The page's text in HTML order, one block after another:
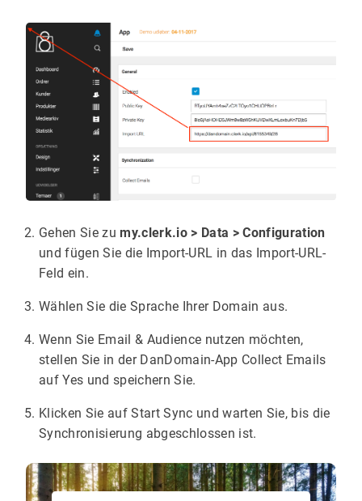
Gehen Sie zumy.clerk.io > Data > Configuration
und fügen Sie die Import-URL in das Import-URL-
Feld ein.
Wählen Sie die Sprache Ihrer Domain aus.
Wenn Sie Email & Audience nutzen möchten,
stellen Sie in der DanDomain-App Collect Emails
auf Yes und speichern Sie.
Klicken Sie auf Start Sync und warten Sie, bis die
Synchronisierung abgeschlossen ist.